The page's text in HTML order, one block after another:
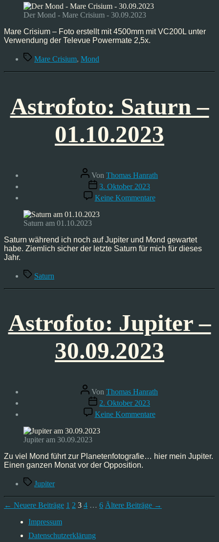
30
Der Mond - Mare Crisium - 30.09.2023
Mare Crisium – Foto erstellt mit 4500mm mit VC200L unter
Verwendung der Televue Powermate 2,5x.
Schlagwörter
Mare Crisium, Mond
Astrofoto: Saturn –
01.10.2023
Beitragsautor
Von Thomas Hanrath
Veröffentlichungsdatum
3. Oktober 2023
Keine Kommentarezu
Astrofoto:
Saturn am 01.10.2023
Saturn während ich noch auf Jupiter und Mond gewartet
habe. Ziemlich sicher der letzte Saturn für mich für dieses
Jahr.
Schlagwörter
Saturn
Astrofoto: Jupiter –
30.09.2023
Beitragsautor
Von Thomas Hanrath
Veröffentlichungsdatum
2. Oktober 2023
Keine Kommentarezu
Astrofoto:
Jupiter am 30.09.2023
Zu viel Mond führt zur Planetenfotografie… hier mein Jupiter.
Einen ganzen Monat vor der Opposition.
Schlagwörter
Jupiter
Seitennummerierung
Beiträge
← Neuere Beiträge 1 2 3 4 … 6 Ältere Beiträge →
Impressum
Datenschutzerklärung